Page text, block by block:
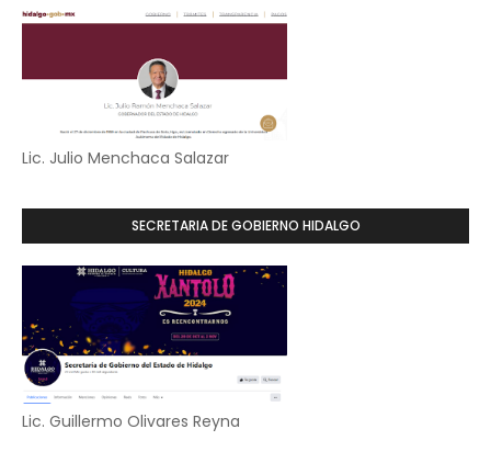
Lic. Julio Menchaca Salazar
SECRETARIA DE GOBIERNO HIDALGO
Lic. Guillermo Olivares Reyna